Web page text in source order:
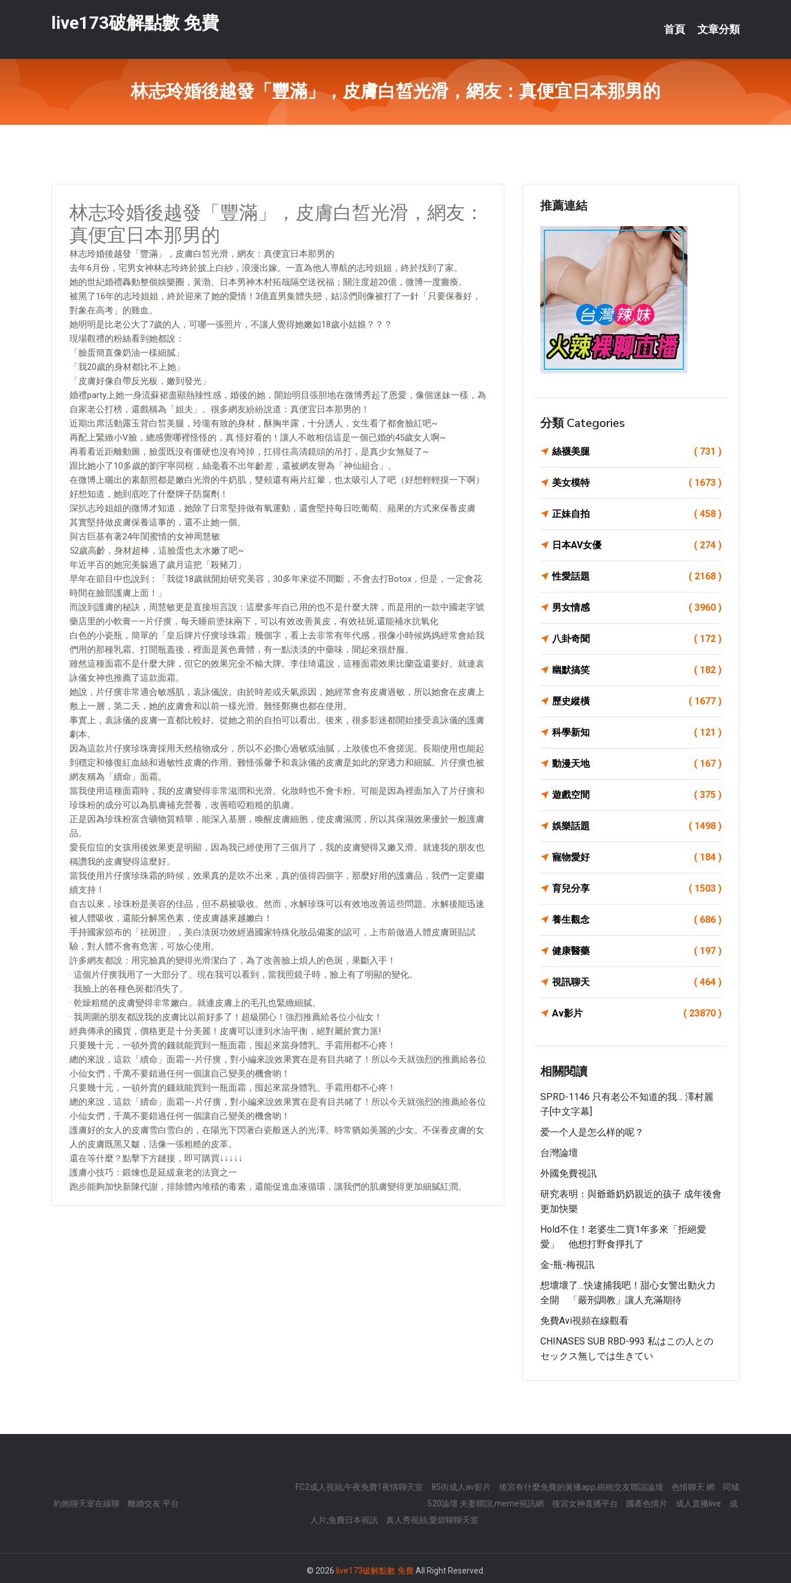
live173破解點數 免費 首頁 文章分類
林志玲婚後越發「豐滿」，皮膚白皙光滑，網友：真便宜日本那男的
林志玲婚後越發「豐滿」，皮膚白皙光滑，網友：
真便宜日本那男的
林志玲婚後越發「豐滿」，皮膚白皙光滑，網友：真便宜日本那男的
去年6月份，宅男女神林志玲終於披上白紗，浪漫出嫁。一直為他人導航的志玲姐姐，終於找到了家。
她的世紀婚禮轟動整個娛樂圈，黃渤、日本男神木村拓哉隔空送祝福；關注度超20億，微博一度癱瘓。
被黑了16年的志玲姐姐，終於迎來了她的愛情！3億直男集體失戀，姑涼們則像被打了一針「只要保養好，
對象在高考」的雞血。
她明明是比老公大了7歲的人，可哪一張照片，不讓人覺得她嫩如18歲小姑娘？？？
現場觀禮的粉絲看到她都說：
「臉蛋簡直像奶油一樣細膩」
「我20歲的身材都比不上她」
「皮膚好像自帶反光板，嫩到發光」
婚禮party上她一身流蘇裙盡顯熱辣性感，婚後的她，開始明目張胆地在微博秀起了恩愛，像個迷妹一樣，為
自家老公打榜，還戲稱為「姐夫」。很多網友紛紛說道：真便宜日本那男的！
近期出席活動露玉背白皙美腿，玲瓏有致的身材，酥胸半露，十分誘人，女生看了都會臉紅吧~
再配上緊緻小V臉，總感覺哪裡怪怪的，真.怪好看的！讓人不敢相信這是一個已婚的45歲女人啊~
再看看近距離動圖，臉蛋既沒有僵硬也沒有垮掉，扛得住高清鏡頭的吊打，是真少女無疑了~
跟比她小了10多歲的劉宇寧同框，絲毫看不出年齡差，還被網友譽為「神仙組合」。
在微博上曬出的素顏照都是嫩白光滑的牛奶肌，雙頰還有兩片紅暈，也太吸引人了吧（好想輕輕摸一下啊）
好想知道，她到底吃了什麼牌子防腐劑！
深扒志玲姐姐的微博才知道，她除了日常堅持做有氧運動，還會堅持每日吃葡萄、蘋果的方式來保養皮膚
其實堅持做皮膚保養這事的，還不止她一個。
與古巨基有著24年閨蜜情的女神周慧敏
52歲高齡，身材超棒，這臉蛋也太水嫩了吧~
年近半百的她完美躲過了歲月這把「殺豬刀」
早年在節目中也說到：「我從18歲就開始研究美容，30多年來從不間斷，不會去打Botox，但是，一定會花
時間在臉部護膚上面！」
而說到護膚的秘訣，周慧敏更是直接坦言說：這麼多年自己用的也不是什麼大牌，而是用的一款中國老字號
藥店里的小軟膏——片仔癀，每天睡前塗抹兩下，可以有效改善黃皮，有效祛斑,還能補水抗氧化
白色的小瓷瓶，簡單的「皇后牌片仔癀珍珠霜」幾個字，看上去非常有年代感，很像小時候媽媽經常會給我
們用的那種乳霜。打開瓶蓋後，裡面是黃色膏體，有一點淡淡的中藥味，聞起來很舒服。
雖然這種面霜不是什麼大牌，但它的效果完全不輸大牌。李佳琦還說，這種面霜效果比蘭蔻還要好。就連袁
詠儀女神也推薦了這款面霜。
她說，片仔癀非常適合敏感肌，袁詠儀說。由於時差或天氣原因，她經常會有皮膚過敏，所以她會在皮膚上
敷上一層，第二天，她的皮膚會和以前一樣光滑。難怪鄭爽也都在使用。
事實上，袁詠儀的皮膚一直都比較好。從她之前的自拍可以看出。後來，很多影迷都開始接受袁詠儀的護膚
劇本。
因為這款片仔癀珍珠膏採用天然植物成分，所以不必擔心過敏或油膩，上妝後也不會搓泥。長期使用也能起
到穩定和修復紅血絲和過敏性皮膚的作用。難怪張馨予和袁詠儀的皮膚是如此的穿透力和細膩。片仔癀也被
網友稱為「續命」面霜。
當我使用這種面霜時，我的皮膚變得非常滋潤和光滑。化妝時也不會卡粉。可能是因為裡面加入了片仔癀和
珍珠粉的成分可以為肌膚補充營養，改善暗啞粗糙的肌膚。
正是因為珍珠粉富含礦物質精華，能深入基層，喚醒皮膚細胞，使皮膚濕潤，所以其保濕效果優於一般護膚
品。
愛長痘痘的女孩用後效果更是明顯，因為我已經使用了三個月了，我的皮膚變得又嫩又滑。就連我的朋友也
稱讚我的皮膚變得這麼好。
當我使用片仔癀珍珠霜的時候，效果真的是吹不出來，真的值得四個字，那麼好用的護膚品，我們一定要繼
續支持！
自古以來，珍珠粉是美容的佳品，但不易被吸收。然而，水解珍珠可以有效地改善這些問題。水解後能迅速
被人體吸收，還能分解黑色素，使皮膚越來越嫩白！
手持國家頒布的「祛斑證」，美白淡斑功效經過國家特殊化妝品備案的認可，上市前做過人體皮膚斑貼試
驗，對人體不會有危害，可放心使用。
許多網友都說：用完臉真的變得光滑潔白了，為了改善臉上煩人的色斑，果斷入手！
· 這個片仔癀我用了一大部分了。現在我可以看到，當我照鏡子時，臉上有了明顯的變化。
· 我臉上的各種色斑都消失了。
· 乾燥粗糙的皮膚變得非常嫩白。就連皮膚上的毛孔也緊緻細膩。
· 我周圍的朋友都說我的皮膚比以前好多了！超級開心！強烈推薦給各位小仙女！
經典傳承的國貨，價格更是十分美麗！皮膚可以達到水油平衡，絕對屬於實力派!
只要幾十元，一頓外賣的錢就能買到一瓶面霜，囤起來當身體乳、手霜用都不心疼！
總的來說，這款「續命」面霜—-片仔癀，對小編來說效果實在是有目共睹了！所以今天就強烈的推薦給各位
小仙女們，千萬不要錯過任何一個讓自己變美的機會喲！
只要幾十元，一頓外賣的錢就能買到一瓶面霜，囤起來當身體乳、手霜用都不心疼！
總的來說，這款「續命」面霜—-片仔癀，對小編來說效果實在是有目共睹了！所以今天就強烈的推薦給各位
小仙女們，千萬不要錯過任何一個讓自己變美的機會喲！
護膚好的女人的皮膚雪白雪白的，在陽光下閃著白瓷般迷人的光澤。時常猶如美麗的少女。不保養皮膚的女
人的皮膚既黑又皺，活像一張粗糙的皮革。
還在等什麼？點擊下方鏈接，即可購買↓↓↓↓↓
護膚小技巧：鍛煉也是延緩衰老的法寶之一
跑步能夠加快新陳代謝，排除體內堆積的毒素，還能促進血液循環，讓我們的肌膚變得更加細膩紅潤。
推薦連結
分類 Categories
絲襪美腿 ( 731 )
美女模特 ( 1673 )
正妹自拍 ( 458 )
日本AV女優 ( 274 )
性愛話題 ( 2168 )
男女情感 ( 3960 )
八卦奇聞 ( 172 )
幽默搞笑 ( 182 )
歷史縱橫 ( 1677 )
科學新知 ( 121 )
動漫天地 ( 167 )
遊戲空間 ( 375 )
娛樂話題 ( 1498 )
寵物愛好 ( 184 )
育兒分享 ( 1503 )
養生觀念 ( 686 )
健康醫藥 ( 197 )
視訊聊天 ( 464 )
Av影片 ( 23870 )
相關閱讀
SPRD-1146 只有老公不知道的我… 澤村麗
子[中文字幕]
爱一个人是怎么样的呢？
台灣論壇
外國免費視訊
研究表明：與爺爺奶奶親近的孩子 成年後會
更加快樂
Hold不住！老婆生二寶1年多來「拒絕愛
愛」 他想打野食掙扎了
金-瓶-梅視訊
想壞壞了…快逮捕我吧！甜心女警出動火力
全開 「嚴刑調教」讓人充滿期待
免費avi視頻在線觀看
CHINASES SUB RBD-993 私はこの人との
セックス無しでは生きてい
FC2成人視頻,午夜免費1夜情聊天室 85街成人av影片 後宮有什麼免費的黃播app,砲砲交友聯誼論壇 色情聊天 網
同城
約炮聊天室在線聊
離婚交友 平台 520論壇 夫妻聯誼,meme視訊網 後宮女神直播平台 國產色情片 成人直播live
成
人片,免費日本視訊
真人秀視頻,愛碧聊聊天室
© 2026 live173破解點數 免費All Right Reserved.